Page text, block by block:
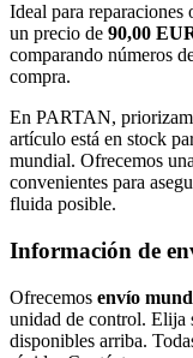
Ideal para
un precio de 90,00
comparando números
compra.
En PARTAN,
artículo está en stock
mundial. Ofrecemos
convenientes para
fluida posible.
Información de
Ofrecemos envío
unidad de control. Elija
disponibles arriba.